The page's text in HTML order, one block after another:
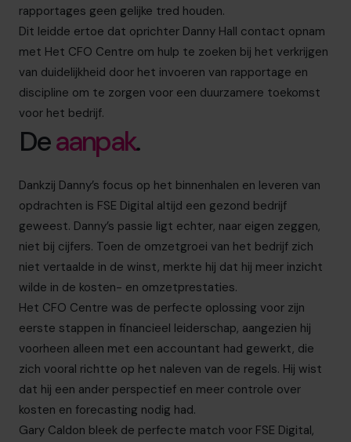
rapportages geen gelijke tred houden.
Dit leidde ertoe dat oprichter Danny Hall contact opnam
met Het CFO Centre om hulp te zoeken bij het verkrijgen
van duidelijkheid door het invoeren van rapportage en
discipline om te zorgen voor een duurzamere toekomst
voor het bedrijf.
Deaanpak.
Dankzij Danny’s focus op het binnenhalen en leveren van
opdrachten is FSE Digital altijd een gezond bedrijf
geweest. Danny’s passie ligt echter, naar eigen zeggen,
niet bij cijfers. Toen de omzetgroei van het bedrijf zich
niet vertaalde in de winst, merkte hij dat hij meer inzicht
wilde in de kosten- en omzetprestaties.
Het CFO Centre was de perfecte oplossing voor zijn
eerste stappen in financieel leiderschap, aangezien hij
voorheen alleen met een accountant had gewerkt, die
zich vooral richtte op het naleven van de regels. Hij wist
dat hij een ander perspectief en meer controle over
kosten en forecasting nodig had.
Gary Caldon bleek de perfecte match voor FSE Digital,